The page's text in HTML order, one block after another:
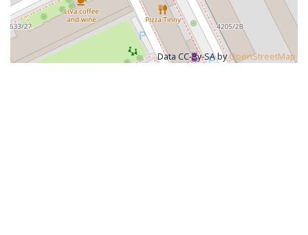
Data CC-By-SA byOpenStreetMap